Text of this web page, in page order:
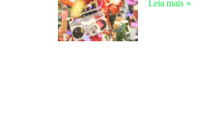
Leia mais »